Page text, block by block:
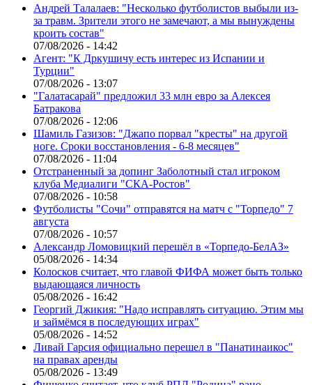
Андрей Талалаев: "Несколько футболистов выбыли из-
за травм. Зрители этого не замечают, а мы вынуждены
кроить состав"
07/08/2026 - 14:42
Агент: "К Дркушичу есть интерес из Испании и
Турции"
07/08/2026 - 13:07
"Галатасарай" предложил 33 млн евро за Алексея
Батракова
07/08/2026 - 12:06
Шамиль Газизов: "Джапо порвал "кресты" на другой
ноге. Сроки восстановления - 6-8 месяцев"
07/08/2026 - 11:04
Отстраненный за допинг Заболотный стал игроком
клуба Медиалиги "СКА-Ростов"
07/08/2026 - 10:58
Футболисты "Сочи" отправятся на матч с "Торпедо" 7
августа
07/08/2026 - 10:57
Александр Ломовицкий перешёл в «Торпедо-БелАЗ»
05/08/2026 - 14:34
Колосков считает, что главой ФИФА может быть только
выдающаяся личность
05/08/2026 - 16:42
Георгий Джикия: "Надо исправлять ситуацию. Этим мы
и займёмся в последующих играх"
05/08/2026 - 14:52
Ливай Гарсия официально перешел в "Панатинаикос"
на правах аренды
05/08/2026 - 13:49